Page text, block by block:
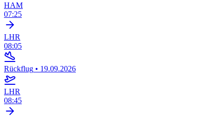
HAM
07:25
LHR
08:05
Rückflug • 19.09.2026
LHR
08:45